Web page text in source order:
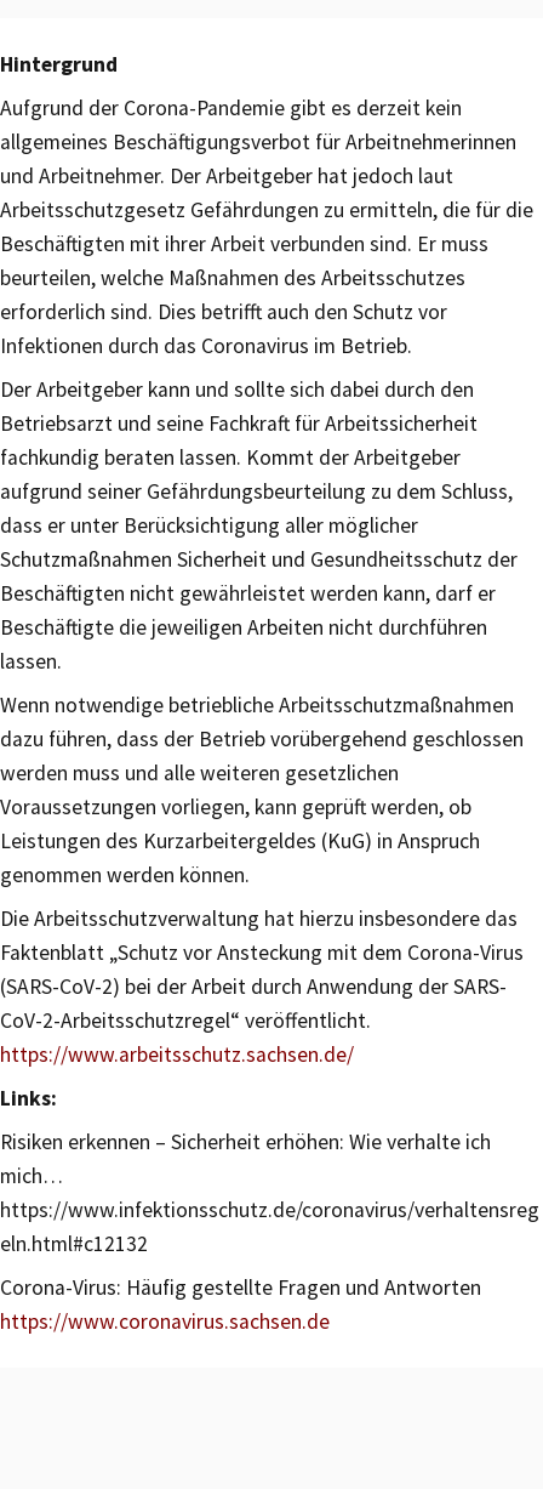
Hintergrund
Aufgrund der Corona-Pandemie gibt es derzeit kein
allgemeines Beschäftigungsverbot für Arbeitnehmerinnen
und Arbeitnehmer. Der Arbeitgeber hat jedoch laut
Arbeitsschutzgesetz Gefährdungen zu ermitteln, die für die
Beschäftigten mit ihrer Arbeit verbunden sind. Er muss
beurteilen, welche Maßnahmen des Arbeitsschutzes
erforderlich sind. Dies betrifft auch den Schutz vor
Infektionen durch das Coronavirus im Betrieb.
Der Arbeitgeber kann und sollte sich dabei durch den
Betriebsarzt und seine Fachkraft für Arbeitssicherheit
fachkundig beraten lassen. Kommt der Arbeitgeber
aufgrund seiner Gefährdungsbeurteilung zu dem Schluss,
dass er unter Berücksichtigung aller möglicher
Schutzmaßnahmen Sicherheit und Gesundheitsschutz der
Beschäftigten nicht gewährleistet werden kann, darf er
Beschäftigte die jeweiligen Arbeiten nicht durchführen
lassen.
Wenn notwendige betriebliche Arbeitsschutzmaßnahmen
dazu führen, dass der Betrieb vorübergehend geschlossen
werden muss und alle weiteren gesetzlichen
Voraussetzungen vorliegen, kann geprüft werden, ob
Leistungen des Kurzarbeitergeldes (KuG) in Anspruch
genommen werden können.
Die Arbeitsschutzverwaltung hat hierzu insbesondere das
Faktenblatt „Schutz vor Ansteckung mit dem Corona-Virus
(SARS-CoV-2) bei der Arbeit durch Anwendung der SARS-
CoV-2-Arbeitsschutzregel“ veröffentlicht.
https://www.arbeitsschutz.sachsen.de/
Links:
Risiken erkennen – Sicherheit erhöhen: Wie verhalte ich
mich…
https://www.infektionsschutz.de/coronavirus/verhaltensreg
eln.html#c12132
Corona-Virus: Häufig gestellte Fragen und Antworten
https://www.coronavirus.sachsen.de